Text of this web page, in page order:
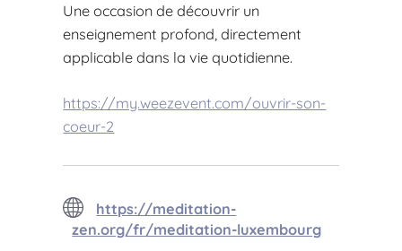
Une occasion de découvrir un
enseignement profond, directement
applicable dans la vie quotidienne.
https://my.weezevent.com/ouvrir-son-
coeur-2
https://meditation-
zen.org/fr/meditation-luxembourg